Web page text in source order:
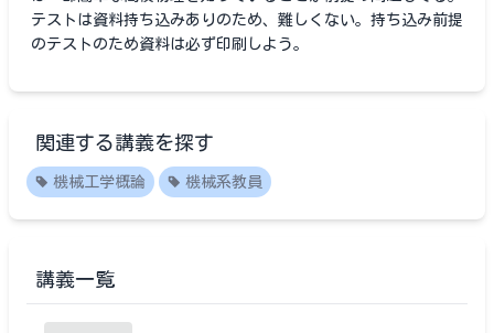
テストは資料持ち込みありのため、難しくない。持ち込み前提
のテストのため資料は必ず印刷しよう。
関連する講義を探す
機械工学概論 機械系教員
講義一覧